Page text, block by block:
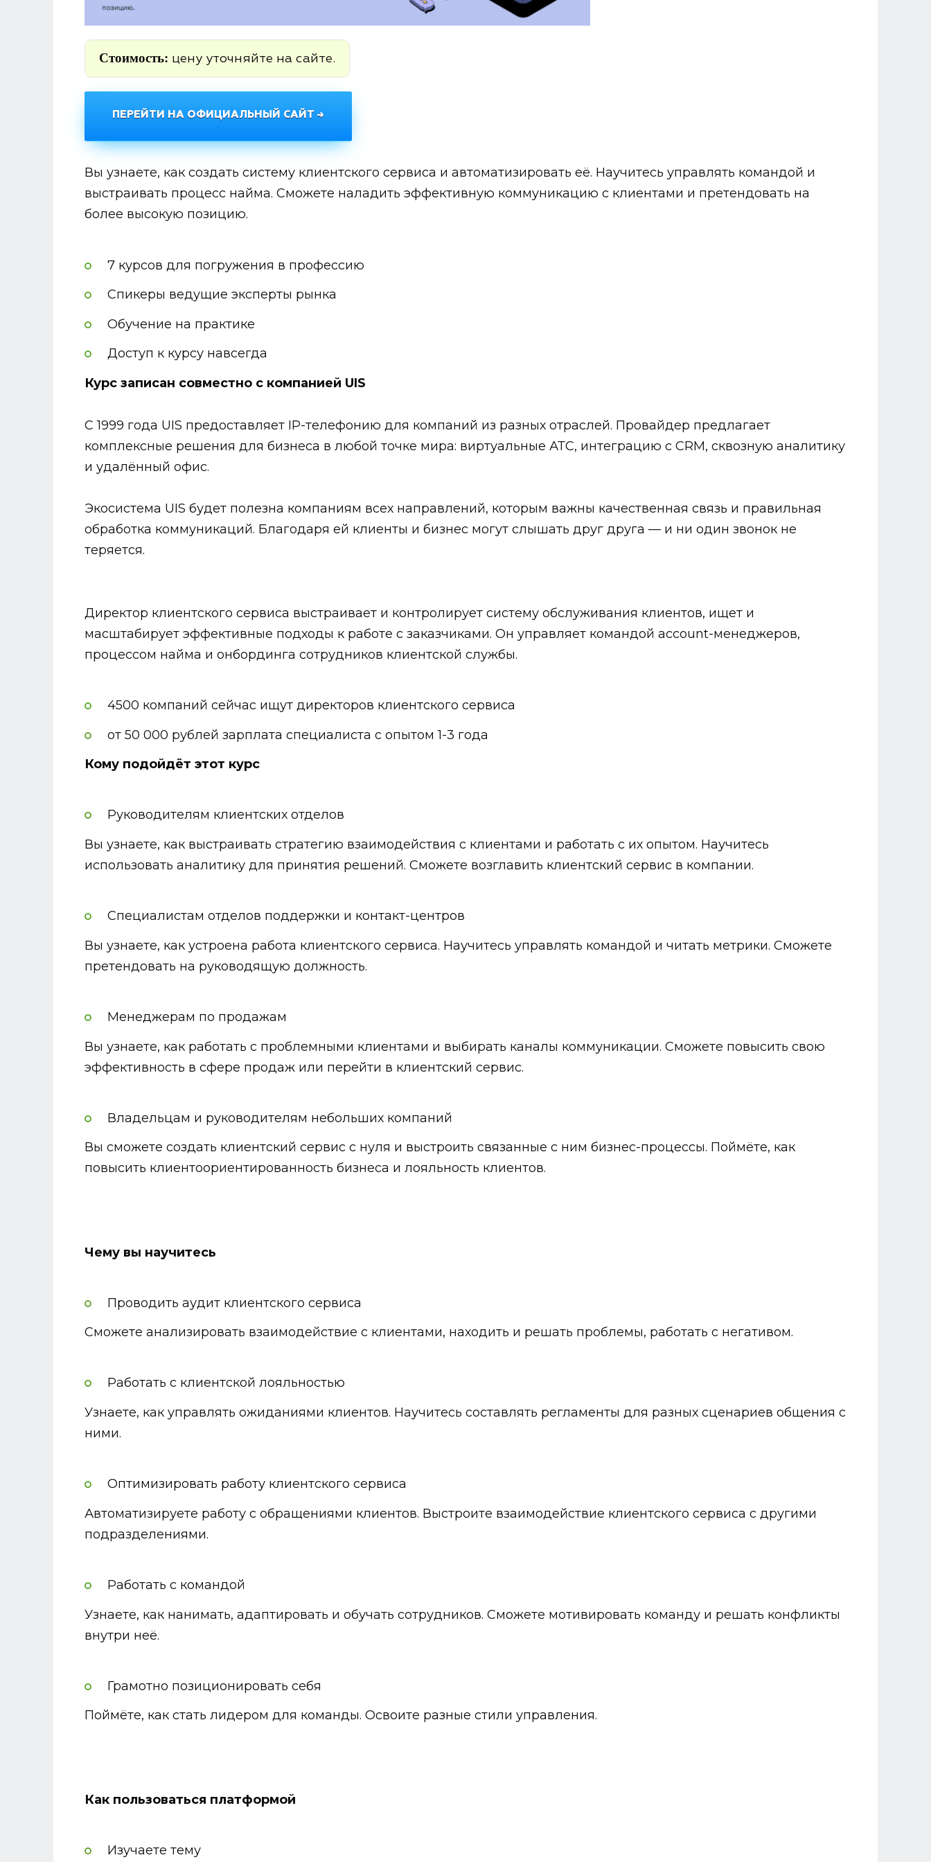
Стоимость: цену уточняйте на сайте.
ПЕРЕЙТИ НА ОФИЦИАЛЬНЫЙ САЙТ →
Вы узнаете, как создать систему клиентского сервиса и автоматизировать её. Научитесь управлять командой и
выстраивать процесс найма. Сможете наладить эффективную коммуникацию с клиентами и претендовать на
более высокую позицию.
7 курсов для погружения в профессию
Спикеры ведущие эксперты рынка
Обучение на практике
Доступ к курсу навсегда
Курс записан совместно с компанией UIS
С 1999 года UIS предоставляет IP-телефонию для компаний из разных отраслей. Провайдер предлагает
комплексные решения для бизнеса в любой точке мира: виртуальные АТС, интеграцию с CRM, сквозную аналитику
и удалённый офис.
Экосистема UIS будет полезна компаниям всех направлений, которым важны качественная связь и правильная
обработка коммуникаций. Благодаря ей клиенты и бизнес могут слышать друг друга — и ни один звонок не
теряется.
Директор клиентского сервиса выстраивает и контролирует систему обслуживания клиентов, ищет и
масштабирует эффективные подходы к работе с заказчиками. Он управляет командой account-менеджеров,
процессом найма и онбординга сотрудников клиентской службы.
4500 компаний сейчас ищут директоров клиентского сервиса
от 50 000 рублей зарплата специалиста с опытом 1-3 года
Кому подойдёт этот курс
Руководителям клиентских отделов
Вы узнаете, как выстраивать стратегию взаимодействия с клиентами и работать с их опытом. Научитесь
использовать аналитику для принятия решений. Сможете возглавить клиентский сервис в компании.
Специалистам отделов поддержки и контакт-центров
Вы узнаете, как устроена работа клиентского сервиса. Научитесь управлять командой и читать метрики. Сможете
претендовать на руководящую должность.
Менеджерам по продажам
Вы узнаете, как работать с проблемными клиентами и выбирать каналы коммуникации. Сможете повысить свою
эффективность в сфере продаж или перейти в клиентский сервис.
Владельцам и руководителям небольших компаний
Вы сможете создать клиентский сервис с нуля и выстроить связанные с ним бизнес-процессы. Поймёте, как
повысить клиентоориентированность бизнеса и лояльность клиентов.
Чему вы научитесь
Проводить аудит клиентского сервиса
Сможете анализировать взаимодействие с клиентами, находить и решать проблемы, работать с негативом.
Работать с клиентской лояльностью
Узнаете, как управлять ожиданиями клиентов. Научитесь составлять регламенты для разных сценариев общения с
ними.
Оптимизировать работу клиентского сервиса
Автоматизируете работу с обращениями клиентов. Выстроите взаимодействие клиентского сервиса с другими
подразделениями.
Работать с командой
Узнаете, как нанимать, адаптировать и обучать сотрудников. Сможете мотивировать команду и решать конфликты
внутри неё.
Грамотно позиционировать себя
Поймёте, как стать лидером для команды. Освоите разные стили управления.
Как пользоваться платформой
Изучаете тему